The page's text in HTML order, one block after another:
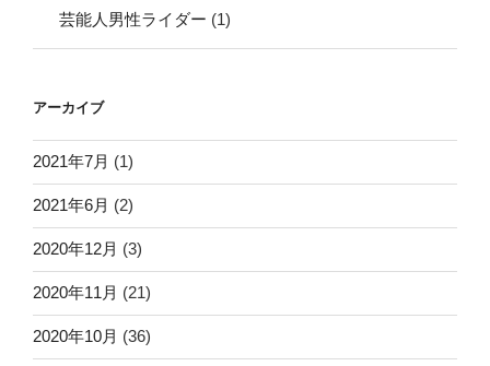
芸能人男性ライダー (1)
アーカイブ
2021年7月 (1)
2021年6月 (2)
2020年12月 (3)
2020年11月 (21)
2020年10月 (36)